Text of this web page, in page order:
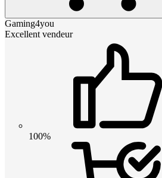
Gaming4you
Excellent vendeur
100%